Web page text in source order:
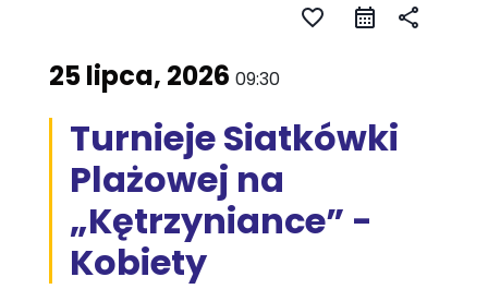
favorite_border share
25 lipca, 2026 09:30
Turnieje Siatkówki
Plażowej na
„Kętrzyniance” -
Kobiety